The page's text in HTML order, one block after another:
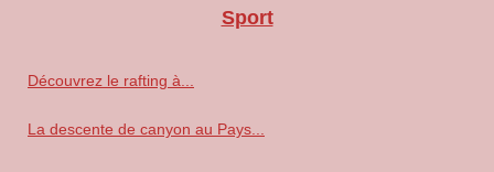
Sport
Découvrez le rafting à...
La descente de canyon au Pays...